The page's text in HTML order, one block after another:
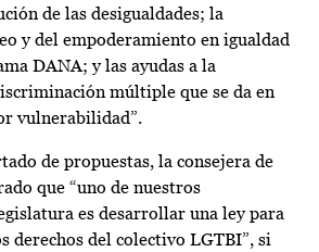
de las desigualdades; la
y del empoderamiento en igualdad
DANA; y las ayudas a la
múltiple que se da en
vulnerabilidad”.
de propuestas, la consejera de
que “uno de nuestros
es desarrollar una ley para
derechos del colectivo LGTBI”, si